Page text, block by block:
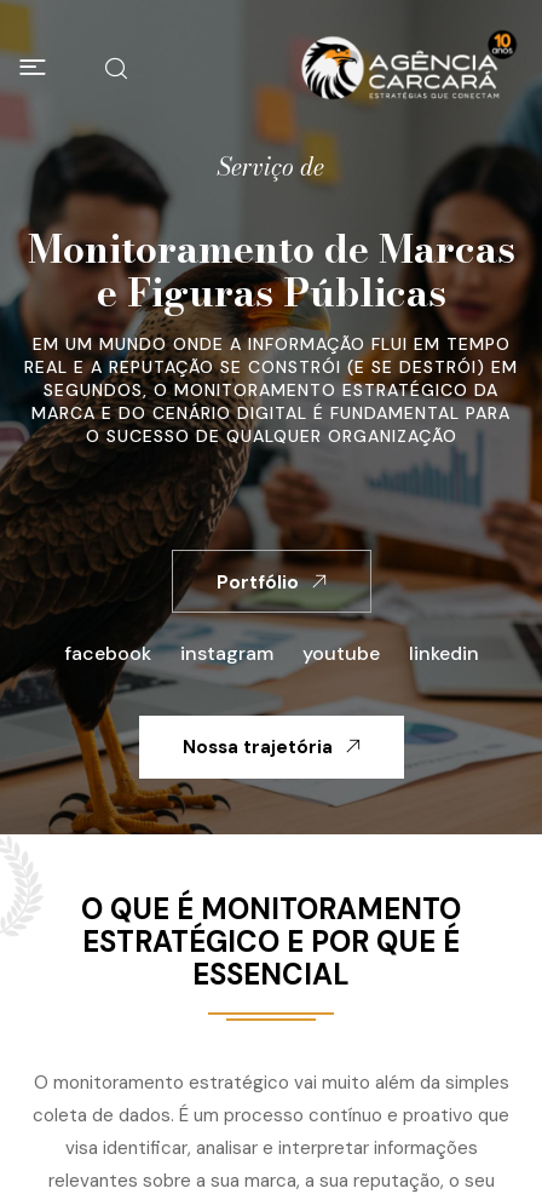
Serviço de
Monitoramento de Marcas
e Figuras Públicas
EM UM MUNDO ONDE A INFORMAÇÃO FLUI EM TEMPO
REAL E A REPUTAÇÃO SE CONSTRÓI (E SE DESTRÓI) EM
SEGUNDOS, O MONITORAMENTO ESTRATÉGICO DA
MARCA E DO CENÁRIO DIGITAL É FUNDAMENTAL PARA
O SUCESSO DE QUALQUER ORGANIZAÇÃO
Portfólio
facebook instagram youtube linkedin
Nossa trajetória
O QUE É MONITORAMENTO
ESTRATÉGICO E POR QUE É
ESSENCIAL
O monitoramento estratégico vai muito além da simples
coleta de dados. É um processo contínuo e proativo que
visa identificar, analisar e interpretar informações
relevantes sobre a sua marca, a sua reputação, o seu